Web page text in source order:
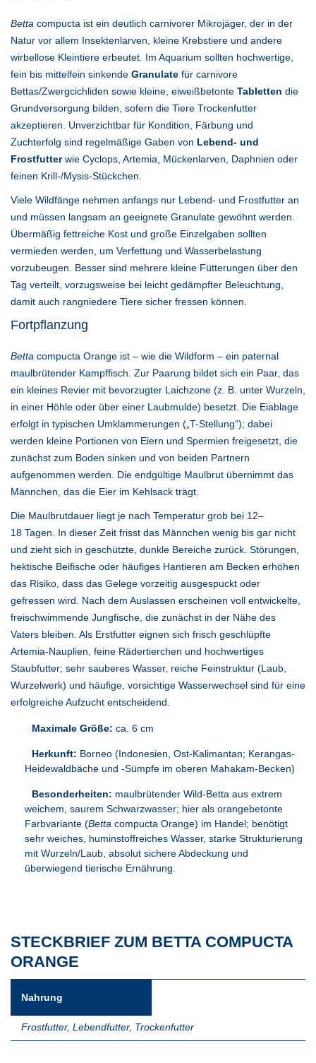
Betta compucta ist ein deutlich carnivorer Mikrojäger, der in der
Natur vor allem Insektenlarven, kleine Krebstiere und andere
wirbellose Kleintiere erbeutet. Im Aquarium sollten hochwertige,
fein bis mittelfein sinkende Granulate für carnivore
Bettas/Zwergcichliden sowie kleine, eiweißbetonte Tabletten die
Grundversorgung bilden, sofern die Tiere Trockenfutter
akzeptieren. Unverzichtbar für Kondition, Färbung und
Zuchterfolg sind regelmäßige Gaben von Lebend- und
Frostfutterwie Cyclops, Artemia, Mückenlarven, Daphnien oder
feinen Krill-/Mysis-Stückchen.
Viele Wildfänge nehmen anfangs nur Lebend- und Frostfutter an
und müssen langsam an geeignete Granulate gewöhnt werden.
Übermäßig fettreiche Kost und große Einzelgaben sollten
vermieden werden, um Verfettung und Wasserbelastung
vorzubeugen. Besser sind mehrere kleine Fütterungen über den
Tag verteilt, vorzugsweise bei leicht gedämpfter Beleuchtung,
damit auch rangniedere Tiere sicher fressen können.
Fortpflanzung
Betta compucta Orange ist – wie die Wildform – ein paternal
maulbrütender Kampffisch. Zur Paarung bildet sich ein Paar, das
ein kleines Revier mit bevorzugter Laichzone (z. B. unter Wurzeln,
in einer Höhle oder über einer Laubmulde) besetzt. Die Eiablage
erfolgt in typischen Umklammerungen („T-Stellung“); dabei
werden kleine Portionen von Eiern und Spermien freigesetzt, die
zunächst zum Boden sinken und von beiden Partnern
aufgenommen werden. Die endgültige Maulbrut übernimmt das
Männchen, das die Eier im Kehlsack trägt.
Die Maulbrutdauer liegt je nach Temperatur grob bei 12–
18 Tagen. In dieser Zeit frisst das Männchen wenig bis gar nicht
und zieht sich in geschützte, dunkle Bereiche zurück. Störungen,
hektische Beifische oder häufiges Hantieren am Becken erhöhen
das Risiko, dass das Gelege vorzeitig ausgespuckt oder
gefressen wird. Nach dem Auslassen erscheinen voll entwickelte,
freischwimmende Jungfische, die zunächst in der Nähe des
Vaters bleiben. Als Erstfutter eignen sich frisch geschlüpfte
Artemia-Nauplien, feine Rädertierchen und hochwertiges
Staubfutter; sehr sauberes Wasser, reiche Feinstruktur (Laub,
Wurzelwerk) und häufige, vorsichtige Wasserwechsel sind für eine
erfolgreiche Aufzucht entscheidend.
Maximale Größe: ca. 6 cm
Herkunft: Borneo (Indonesien, Ost-Kalimantan; Kerangas-
Heidewaldbäche und -Sümpfe im oberen Mahakam-Becken)
Besonderheiten: maulbrütender Wild-Betta aus extrem
weichem, saurem Schwarzwasser; hier als orangebetonte
Farbvariante (Betta compucta Orange) im Handel; benötigt
sehr weiches, huminstoffreiches Wasser, starke Strukturierung
mit Wurzeln/Laub, absolut sichere Abdeckung und
überwiegend tierische Ernährung.
STECKBRIEF ZUM BETTA COMPUCTA
ORANGE
Nahrung
Frostfutter, Lebendfutter, Trockenfutter